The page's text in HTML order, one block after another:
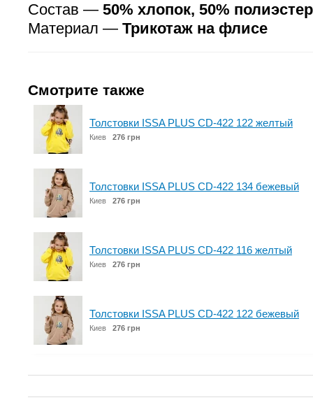
Состав — 50% хлопок, 50% полиэстер
Материал — Трикотаж на флисе
Смотрите также
Толстовки ISSA PLUS CD-422 122 желтый
Киев 276 грн
Толстовки ISSA PLUS CD-422 134 бежевый
Киев 276 грн
Толстовки ISSA PLUS CD-422 116 желтый
Киев 276 грн
Толстовки ISSA PLUS CD-422 122 бежевый
Киев 276 грн